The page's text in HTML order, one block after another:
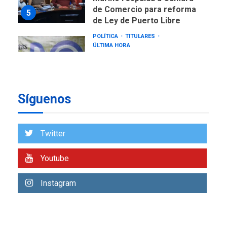
6
POLÍTICA
TITULARES
ÚLTIMA HORA
CNP plantea incluir Libertad
de Expresión en agenda de
negociación con comisión
7
asegura Gustavo Duque
ÚLTIMA HORA
carga y descarga en
Síguenos
Twitter
Youtube
Instagram